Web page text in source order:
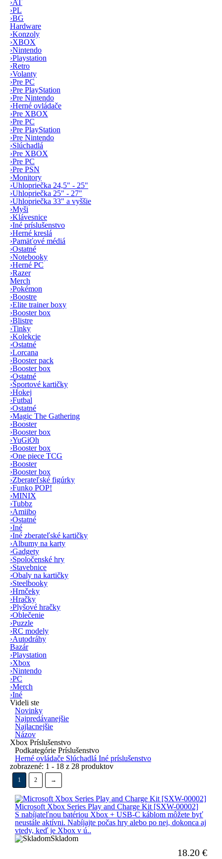
›AT
›PL
›BG
Hardware
›Konzoly
›XBOX
›Nintendo
›Playstation
›Retro
›Volanty
›Pre PC
›Pre PlayStation
›Pre Nintendo
›Herné ovládače
›Pre XBOX
›Pre PC
›Pre PlayStation
›Pre Nintendo
›Slúchadlá
›Pre XBOX
›Pre PC
›Pre PSN
›Monitory
›Uhlopriečka 24,5" - 25"
›Uhlopriečka 25" - 27"
›Uhlopriečka 33" a vyššie
›Myši
›Klávesnice
›Iné príslušenstvo
›Herné kreslá
›Pamäťové médiá
›Ostatné
›Notebooky
›Herné PC
›Razer
Merch
›Pokémon
›Boostre
›Elite trainer boxy
›Booster box
›Blistre
›Tinky
›Kolekcie
›Ostatné
›Lorcana
›Booster pack
›Booster box
›Ostatné
›Športové kartičky
›Hokej
›Futbal
›Ostatné
›Magic The Gathering
›Booster
›Booster box
›YuGiOh
›Booster box
›One piece TCG
›Booster
›Booster box
›Zberateľské figúrky
›Funko POP!
›MINIX
›Tubbz
›Amiibo
›Ostatné
›Iné
›Iné zberateľské kartičky
›Albumy na karty
›Gadgety
›Spoločenské hry
›Stavebnice
›Obaly na kartičky
›Steelbooky
›Hrnčeky
›Hračky
›Plyšové hračky
›Oblečenie
›Puzzle
›RC modely
›Autodráhy
Bazár
›Playstation
›Xbox
›Nintendo
›PC
›Merch
›Iné
Videli ste
Novinky
Najpredávanejšie
Najlacnejšie
Názov
Xbox Príslušenstvo
Podkategórie Príslušenstvo
Herné ovládače Slúchadlá Iné príslušenstvo
zobrazené: 1 - 18 z 28 produktov
1 2 →
Microsoft Xbox Series Play and Charge Kit [SXW-00002]
S nabíjateľnou batériou Xbox + USB-C káblom môžete byť
neustále aktívni. Nabíjajte počas hry alebo po nej, dokonca aj
vtedy, keď je Xbox v ú..
Skladom
18.20 €